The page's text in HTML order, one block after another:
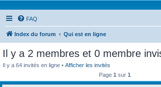
FAQ
Index du forum Qui est en ligne
Il y a 2 membres et 0 membre
Il y a 64 invités en ligne • Afficher les invités
Page 1 sur 1